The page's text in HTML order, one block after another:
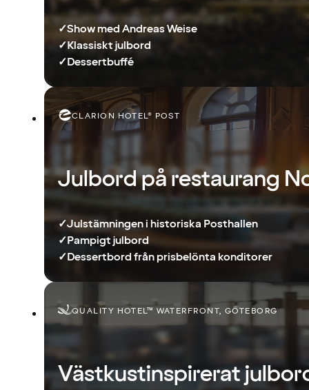
✓Show med Andreas Weise
✓Klassiskt julbord
✓Dessertbuffé
CLARION HOTEL® POST
Julbord på restaurang
✓Julstämningen i historiska Posthallen
✓Pampigt julbord
✓Dessertbord från prisbelönta konditorer
QUALITY HOTEL™ WATERFRONT, GÖTEBORG
Västkustinspirerat